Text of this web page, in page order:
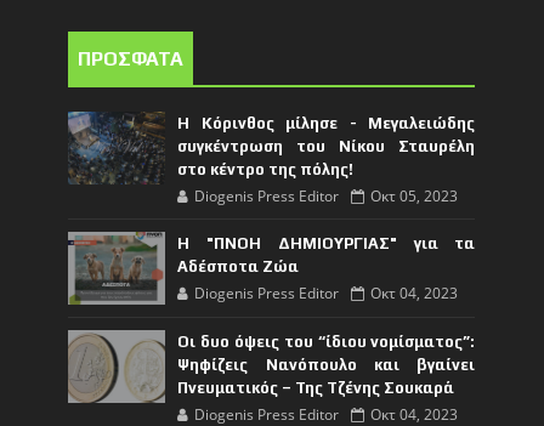
ΠΡΟΣΦΑΤΑ
Η Κόρινθος μίλησε - Μεγαλειώδης
συγκέντρωση του Νίκου Σταυρέλη
στο κέντρο της πόλης!
Diogenis Press Editor Οκτ 05, 2023
Η "ΠΝΟΗ ΔΗΜΙΟΥΡΓΙΑΣ" για τα
Αδέσποτα Ζώα
Diogenis Press Editor Οκτ 04, 2023
Οι δυο όψεις του “ίδιου νομίσματος”:
Ψηφίζεις Νανόπουλο και βγαίνει
Πνευματικός – Της Τζένης Σουκαρά
Diogenis Press Editor Οκτ 04, 2023